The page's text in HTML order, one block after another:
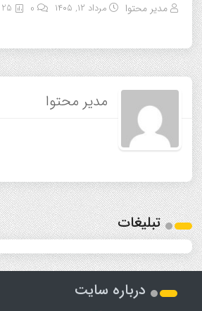
مدیر محتوا مرداد ۱۲, ۱۴۰۵ 25
مدیر محتوا
تبلیغات
درباره سایت